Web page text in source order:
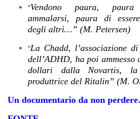
“Vendono paura, paura
ammalarsi, paura di
degli altri…” (M. Petersen)
“La Chadd, l’associazione
dell’ADHD, ha poi ammesso
dollari dalla Novartis, la
produttrice del Ritalin” (M.
Un documentario da non